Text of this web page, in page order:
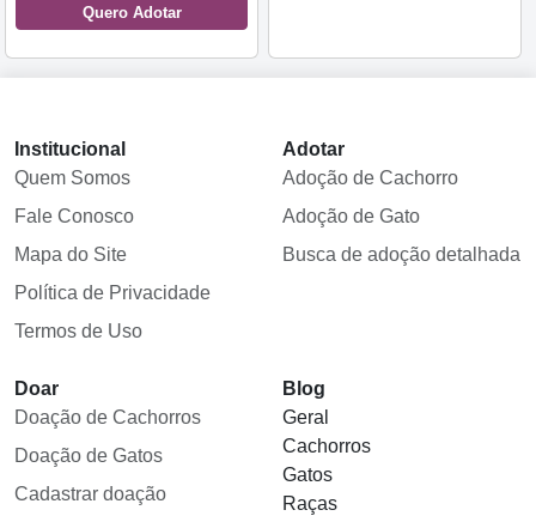
Quero Adotar
Institucional
Quem Somos
Fale Conosco
Mapa do Site
Política de Privacidade
Termos de Uso
Adotar
Adoção de Cachorro
Adoção de Gato
Busca de adoção detalhada
Doar
Doação de Cachorros
Doação de Gatos
Cadastrar doação
Blog
Geral
Cachorros
Gatos
Raças